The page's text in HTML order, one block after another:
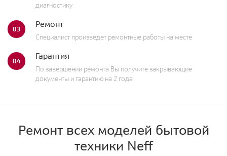
диагностику
03 Ремонт
Специалист произведет ремонтные работы на месте
04 Гарантия
По завершении ремонта Вы получите закрывающие
документы и гарантию на 2 года
Ремонт всех моделей бытовой
техники Neff